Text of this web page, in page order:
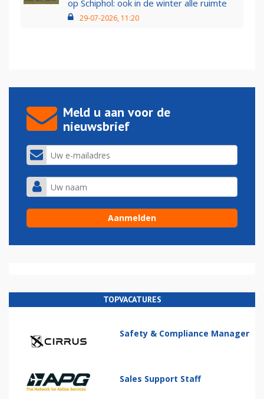
op Schiphol: ook in de winter alle ruimte
29-07-2026, 11:20
Meld u aan voor de
nieuwsbrief
TOPVACATURES
Safety & Compliance Manager
Sales Support Staff